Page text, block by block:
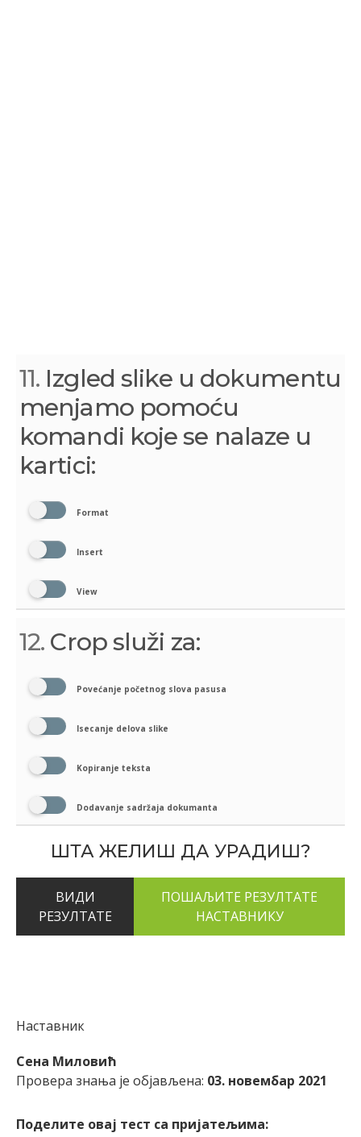
11. Izgled slike u dokumentu
menjamo pomoću
komandi koje se nalaze u
kartici:
Format
Insert
View
12. Crop služi za:
Povećanje početnog slova pasusa
Isecanje delova slike
Kopiranje teksta
Dodavanje sadržaja dokumanta
ШТА ЖЕЛИШ ДА УРАДИШ?
ВИДИ
РЕЗУЛТАТЕ
Наставник
Сена Миловић
Провера знања је објављена: 03. новембар 2021
Поделите овај тест са пријатељима: